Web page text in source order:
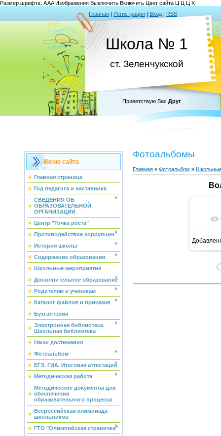
Размер шрифта: AAAИзображения Выключить Включить Цвет сайта Ц Ц Ц Х
Главная | Регистрация | Вход | RSS
Школа № 1
ст. Зеленчукской
Приветствую Вас Друг
Меню сайта
Главная страница
Год педагога и наставника
СВЕДЕНИЯ ОБ
ОБРАЗОВАТЕЛЬНОЙ
ОРГАНИЗАЦИИ
Центр "Точка роста"
Противодействие коррупции
История школы
Содержание образования
Школьные мероприятия
Дополнительное образование
Родителям и ученикам
Каталог файлов и приказов
Бухгалтерия
Электронная библиотека.
Школьная библиотека
Наши достижения
Фотоальбом
ЕГЭ. ГИА. Итоговая аттестация
Методическая работа
Методические документы для
обеспечения
образовательного процесса
Всероссийская олимпиада
школьников
ГТО "Олимпийская страничка"
Фотоальбомы
Главная » Фотоальбом »